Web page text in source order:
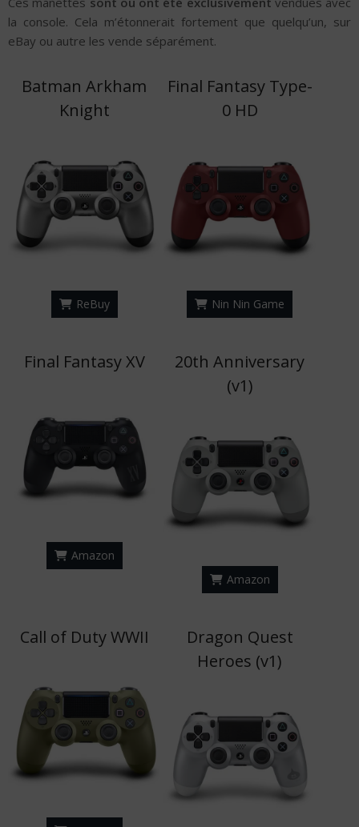
la console. Cela m’étonnerait fortement que quelqu’un, sur
eBay ou autre les vende séparément.
Batman Arkham
Knight
ReBuy
Final Fantasy Type-
0 HD
Nin Nin Game
Final Fantasy XV
Amazon
20th Anniversary
(v1)
Amazon
Call of Duty WWII
Dragon Quest
Heroes (v1)